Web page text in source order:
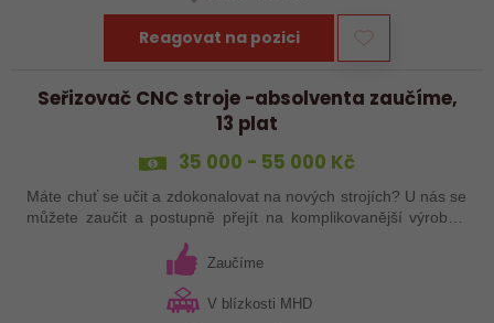
Reagovat na pozici
Seřizovač CNC stroje -absolventa zaučíme,
13 plat
35 000 - 55 000 Kč
Máte chuť se učit a zdokonalovat na nových strojích? U nás se
můžete zaučit a postupně přejít na komplikovanější výrobky.
Budete mít garanta, který pomůže, když bude potřeba. Náš
Zaučíme
V blízkosti MHD